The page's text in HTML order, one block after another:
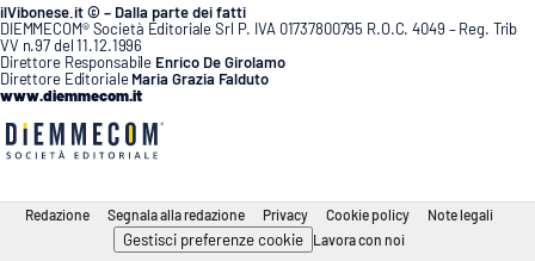
ilVibonese.it © – Dalla parte dei fatti
DIEMMECOM® Società Editoriale Srl P. IVA 01737800795 R.O.C. 4049 – Reg. Trib
VV n.97 del 11.12.1996
Direttore Responsabile Enrico De Girolamo
Direttore Editoriale Maria Grazia Falduto
www.diemmecom.it
Redazione Segnala alla redazione Privacy Cookie policy Note legali
Gestisci preferenze cookie Lavora con noi